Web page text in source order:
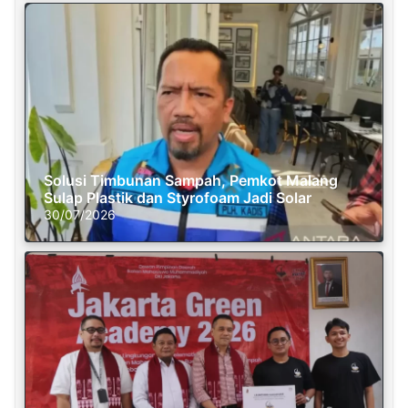
Solusi Timbunan Sampah, Pemkot Malang
Sulap Plastik dan Styrofoam Jadi Solar
30/07/2026